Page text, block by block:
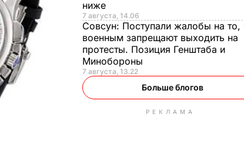
ниже
7 августа, 14.06
Совсун: Поступали жалобы на то,
военным запрещают выходить на
протесты. Позиция Генштаба и
Минобороны
7 августа, 13.22
Больше блогов
РЕКЛАМА